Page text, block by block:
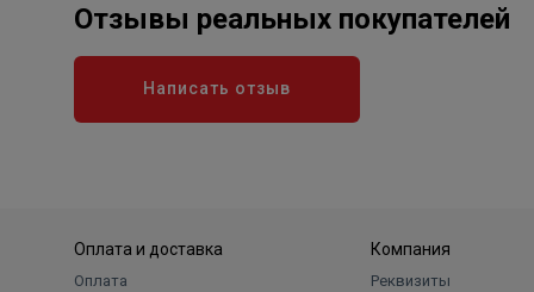
Отзывы реальных покупателей
Написать отзыв
Оплата и доставка
Оплата
Компания
Реквизиты